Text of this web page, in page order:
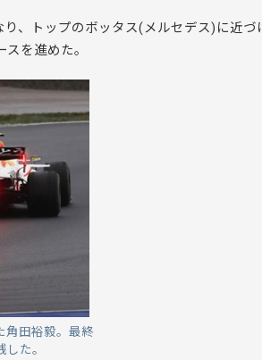
、トップのボッタス(メルセデス)に近づ
を進めた。
角田裕毅。最終
た。